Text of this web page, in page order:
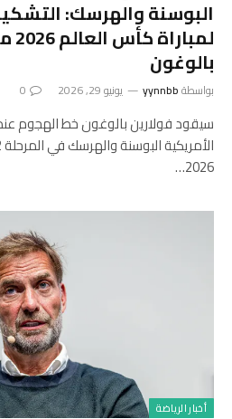
البوسنة والهرسك:
بالوغون
بواسطةyynnbb يونيو 29, 2026 0
سيقود فولارين بالوغون خط الهجوم
2026…
أخبار الرياضة